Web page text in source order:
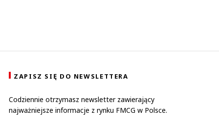
ZAPISZ SIĘ DO NEWSLETTERA
Codziennie otrzymasz newsletter zawierający
najważniejsze informacje z rynku FMCG w Polsce.